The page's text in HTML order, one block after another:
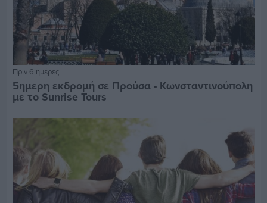
Πριν 6 ημέρες
5ημερη εκδρομή σε Προύσα - Κωνσταντινούπολη
με το Sunrise Tours